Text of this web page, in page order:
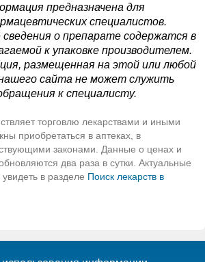
предназначена для
специалистов.
о препарате содержатся в
к упаковке производителем.
размещенная на этой или любой
сайта не может служить
к специалисту.
торговлю лекарствами и иными
приобретаться в аптеках, в
законами. Данные о ценах и
два раза в сутки. Актуальные
в разделе Поиск лекарств в